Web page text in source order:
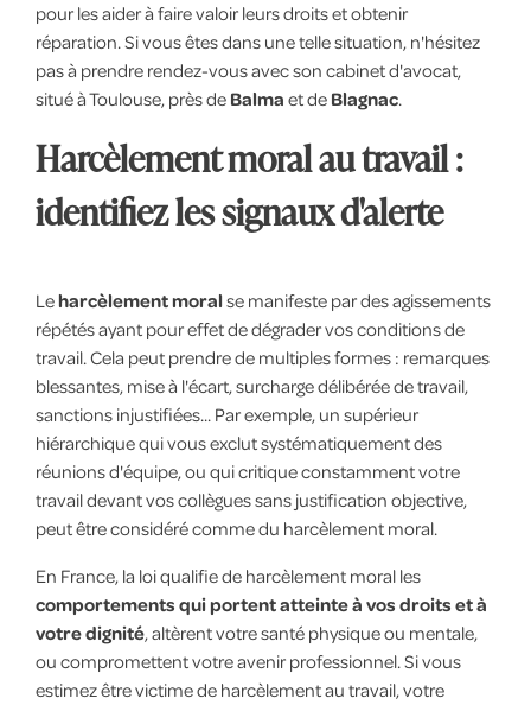
pour les aider à faire valoir leurs droits et obtenir
réparation. Si vous êtes dans une telle situation, n'hésitez
pas à prendre rendez-vous avec son cabinet d'avocat,
situé à Toulouse, près de Balma et de Blagnac.
Harcèlement moral au travail :
identifiez les signaux d'alerte
Leharcèlement moralse manifeste par des agissements
répétés ayant pour effet de dégrader vos conditions de
travail. Cela peut prendre de multiples formes : remarques
blessantes, mise à l'écart, surcharge délibérée de travail,
sanctions injustifiées... Par exemple, un supérieur
hiérarchique qui vous exclut systématiquement des
réunions d'équipe, ou qui critique constamment votre
travail devant vos collègues sans justification objective,
peut être considéré comme du harcèlement moral.
En France, la loi qualifie de harcèlement moral les
comportements qui portent atteinte à vos droits et à
votre dignité, altèrent votre santé physique ou mentale,
ou compromettent votre avenir professionnel. Si vous
estimez être victime de harcèlement au travail, votre